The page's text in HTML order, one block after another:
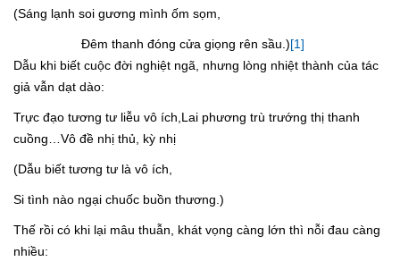
(Sáng lạnh soi gương mình ốm sọm,
Đêm thanh đóng cửa giọng rên sầu.)[1]
Dẫu khi biết cuộc đời nghiệt ngã, nhưng lòng nhiệt thành của tác
giả vẫn dạt dào:
Trực đạo tương tư liễu vô ích,Lai phương trù trướng thị thanh
cuồng…Vô đề nhị thủ, kỳ nhị
(Dẫu biết tương tư là vô ích,
Si tình nào ngại chuốc buồn thương.)
Thế rồi có khi lại mâu thuẫn, khát vọng càng lớn thì nỗi đau càng
nhiều: